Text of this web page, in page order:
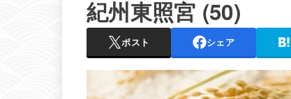
紀州東照宮 (50)
ポスト シェア